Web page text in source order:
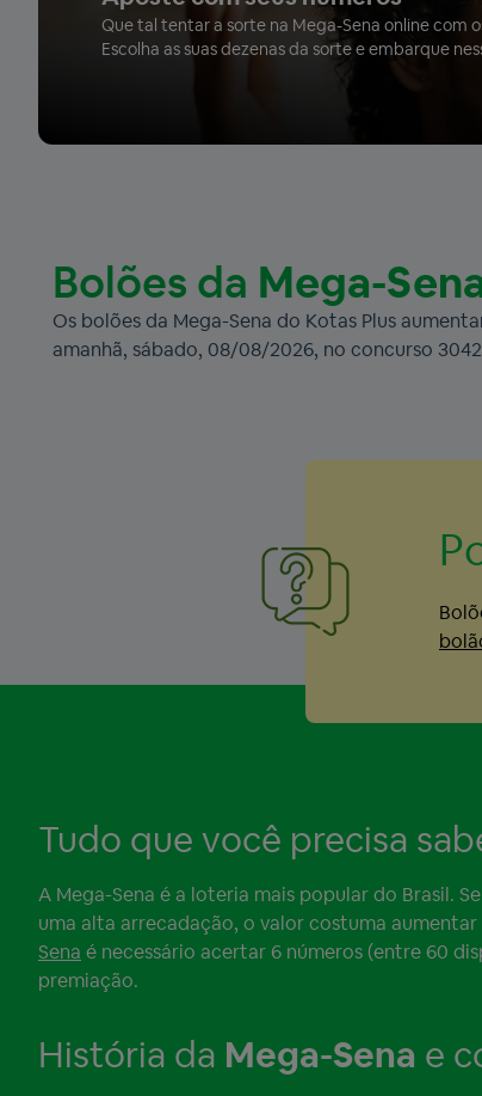
Que tal tentar a sorte na Mega-Sena online com
Escolha as suas dezenas da sorte e embarque
Bolões da Mega-
Os bolões da Mega-Sena do Kotas Plus
amanhã, sábado, 08/08/2026, no concurso
Tudo que você precisa
A Mega-Sena é a loteria mais popular do Brasil.
uma alta arrecadação, o valor costuma
Sena é necessário acertar 6 números (entre 60
premiação.
História da Mega-Sena e